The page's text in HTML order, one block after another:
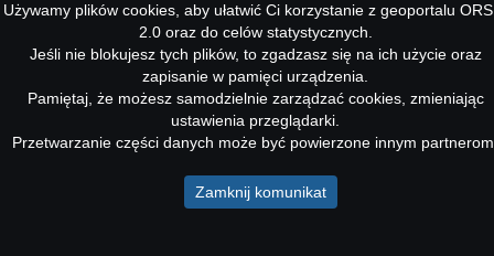
Używamy plików cookies, aby ułatwić Ci korzystanie z geoportalu
2.0 oraz do celów statystycznych.
Jeśli nie blokujesz tych plików, to zgadzasz się na ich użycie oraz
zapisanie w pamięci urządzenia.
Pamiętaj, że możesz samodzielnie zarządzać cookies, zmieniając
ustawienia przeglądarki.
Przetwarzanie części danych może być powierzone innym
Zamknij komunikat